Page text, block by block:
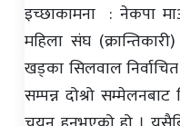
इच्छाकामना : नेकपा
महिला संघ
खड्का सिलवाल
सम्पन्न दोश्रो